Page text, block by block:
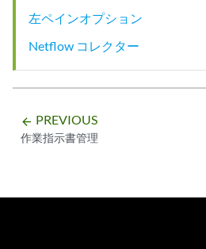
左ペインオプション
Netflow コレクター
arrow_backward PREVIOUS
作業指示書管理